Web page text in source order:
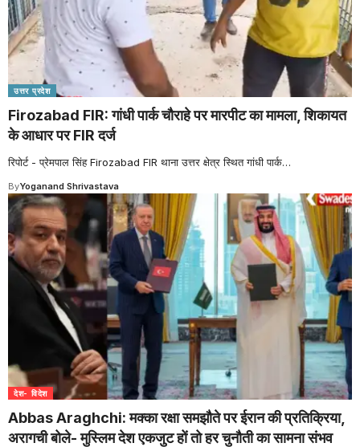
उत्तर प्रदेश
Firozabad FIR: गांधी पार्क चौराहे पर मारपीट का मामला, शिकायत
के आधार पर FIR दर्ज
रिपोर्ट - प्रेमपाल सिंह Firozabad FIR थाना उत्तर क्षेत्र स्थित गांधी पार्क…
ByYoganand Shrivastava
देश- विदेश
Abbas Araghchi: मक्का रक्षा समझौते पर ईरान की प्रतिक्रिया,
अरागची बोले- मुस्लिम देश एकजुट हों तो हर चुनौती का सामना संभव